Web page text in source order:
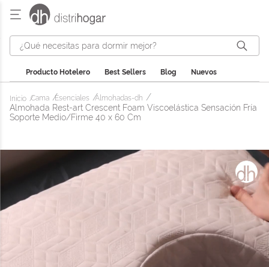
¿Qué necesitas para dormir mejor?
Producto Hotelero Best Sellers Blog Nuevos
Cama Esenciales Almohadas-dh
Almohada Rest-art Crescent Foam Viscoelástica Sensación Fría
Soporte Medio/Firme 40 x 60 Cm